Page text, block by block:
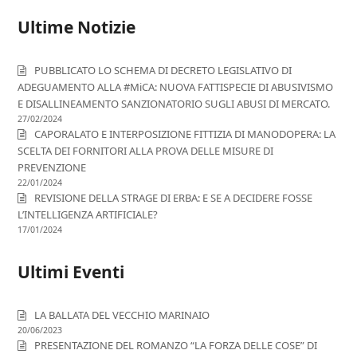
Ultime Notizie
PUBBLICATO LO SCHEMA DI DECRETO LEGISLATIVO DI
ADEGUAMENTO ALLA #MiCA: NUOVA FATTISPECIE DI ABUSIVISMO
E DISALLINEAMENTO SANZIONATORIO SUGLI ABUSI DI MERCATO.
27/02/2024
CAPORALATO E INTERPOSIZIONE FITTIZIA DI MANODOPERA: LA
SCELTA DEI FORNITORI ALLA PROVA DELLE MISURE DI
PREVENZIONE
22/01/2024
REVISIONE DELLA STRAGE DI ERBA: E SE A DECIDERE FOSSE
L’INTELLIGENZA ARTIFICIALE?
17/01/2024
Ultimi Eventi
LA BALLATA DEL VECCHIO MARINAIO
20/06/2023
PRESENTAZIONE DEL ROMANZO “LA FORZA DELLE COSE” DI